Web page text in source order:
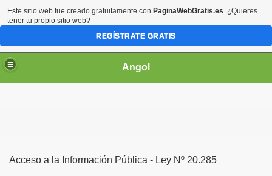
Angol
Acceso a la Información Pública - Ley Nº 20.285
Este sitio web fue creado gratuitamente con PaginaWebGratis.es. ¿Quieres
tener tu propio sitio web?
REGÍSTRATE GRATIS